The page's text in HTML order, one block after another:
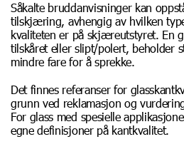
Såkalte bruddanvisninger kan
tilskjæring, avhengig av hvilken
kvaliteten er på skjæreutstyret. En
tilskåret eller slipt/polert, beholder
mindre fare for å sprekke.
Det finnes referanser for
grunn ved reklamasjon og
For glass med spesielle
egne definisjoner på kantkvalitet.